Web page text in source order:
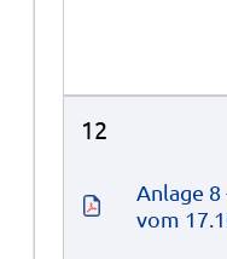
12
Anlage 8
vom